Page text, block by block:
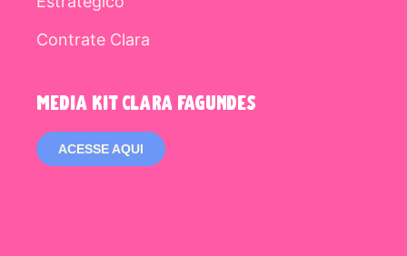
Contrate Clara
media kit clara fagundes
ACESSE AQUI